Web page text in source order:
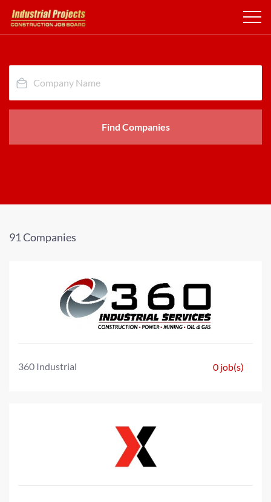
Find Companies
91 Companies
360 Industrial 0 job(s)